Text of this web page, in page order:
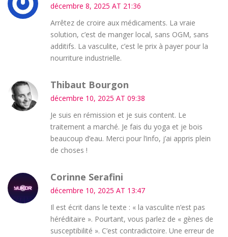
décembre 8, 2025 AT 21:36
Arrêtez de croire aux médicaments. La vraie
solution, c’est de manger local, sans OGM, sans
additifs. La vasculite, c’est le prix à payer pour la
nourriture industrielle.
Thibaut Bourgon
décembre 10, 2025 AT 09:38
Je suis en rémission et je suis content. Le
traitement a marché. Je fais du yoga et je bois
beaucoup d’eau. Merci pour l’info, j’ai appris plein
de choses !
Corinne Serafini
décembre 10, 2025 AT 13:47
Il est écrit dans le texte : « la vasculite n’est pas
héréditaire ». Pourtant, vous parlez de « gènes de
susceptibilité ». C’est contradictoire. Une erreur de